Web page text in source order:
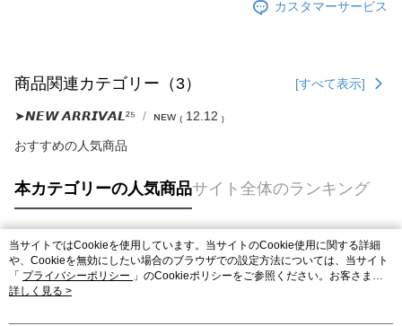
カスタマーサービス
商品関連カテゴリー（3） [すべて表示]
➤𝙉𝙀𝙒 𝘼𝙍𝙍𝙄𝙑𝘼𝙇²⁵ ɴᴇᴡ ₍ 12.12 ₎
おすすめの人気商品
本カテゴリーの人気商品サイト全体のランキング
人気タグ
当サイトではCookieを使用しています。当サイトのCookie使用に関する詳細
や、Cookieを無効にしたい場合のブラウザでの設定方法については、当サイト
「 プライバシーポリシー 」のCookieポリシーをご参照ください。お客さま
が、当サイトを引き続き使用される場合、当社がサイト利用規約のCookieポリ
詳しく見る >